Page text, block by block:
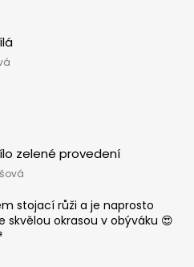
je 5 z 5 hvězdiček.
zelené provedení
je 5 z 5 hvězdiček.
stojací růži a je naprosto
skvělou okrasou v obýváku 😍